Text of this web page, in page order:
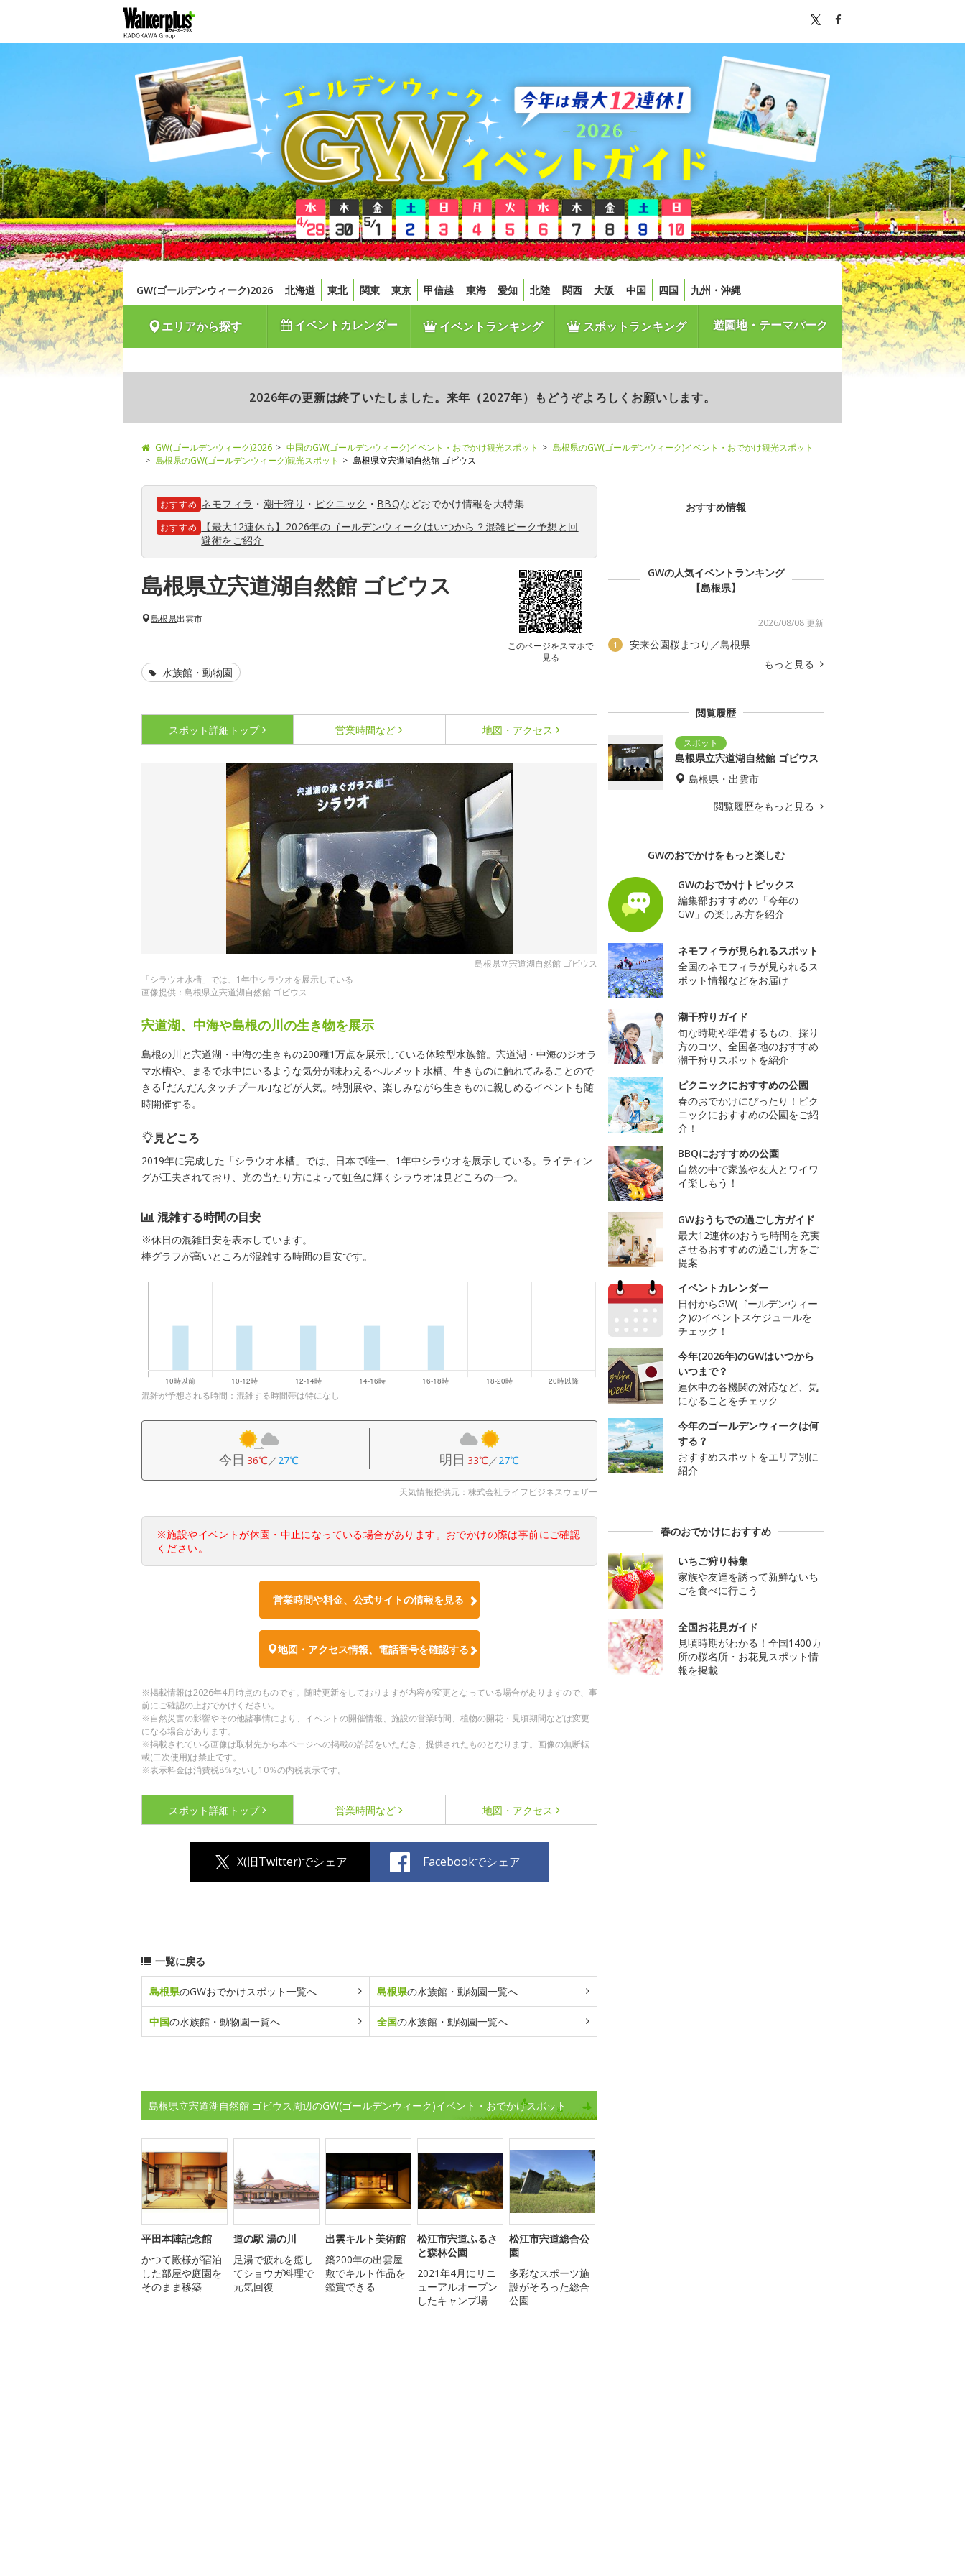
GW(ゴールデンウィーク)2026 北海道 東北 関東 東京 甲信越 東海 愛知 北陸 関西 大阪 中国 四国 九州・沖縄
エリアから探す イベントカレンダー イベントランキング スポットランキング 遊園地・テーマパーク
2026年の更新は終了いたしました。来年（2027年）もどうぞよろしくお願いします。
GW(ゴールデンウィーク)2026 中国のGW(ゴールデンウィーク)イベント・おでかけ観光スポット
島根県のGW(ゴールデンウィーク)イベント・おでかけ観光スポット
島根県のGW(ゴールデンウィーク)観光スポット
島根県立宍道湖自然館 ゴビウス
おすすめ ネモフィラ ・ 潮干狩り ・ ピクニック ・ BBQなどおでかけ情報を大特集
おすすめ
【最大12連休も】2026年のゴールデンウィークはいつから？混雑ピーク予想と回
避術をご紹介
島根県立宍道湖自然館 ゴビウス
このページをスマホで
見る
島根県出雲市
水族館・動物園
スポット詳細 トップ 営業時間など 地図・アクセス
島根県立宍道湖自然館 ゴビウス
「シラウオ水槽」では、1年中シラウオを展示している
画像提供：島根県立宍道湖自然館 ゴビウス
宍道湖、中海や島根の川の生き物を展示
島根の川と宍道湖・中海の生きもの200種1万点を展示している体験型水族館。宍道湖・中海のジオラ
マ水槽や、まるで水中にいるような気分が味わえるヘルメット水槽、生きものに触れてみることので
きる｢だんだんタッチプール｣などが人気。特別展や、楽しみながら生きものに親しめるイベントも随
時開催する。
見どころ
2019年に完成した「シラウオ水槽」では、日本で唯一、1年中シラウオを展示している。ライティン
グが工夫されており、光の当たり方によって虹色に輝くシラウオは見どころの一つ。
混雑する時間の目安
※休日の混雑目安を表示しています。
棒グラフが高いところが混雑する時間の目安です。
混雑が予想される時間：混雑する時間帯は特になし
今日 36℃／27℃ 明日 33℃／27℃
天気情報提供元：株式会社ライフビジネスウェザー
※施設やイベントが休園・中止になっている場合があります。おでかけの際は事前にご確認
ください。
営業時間や料金、公式サイトの情報を見る
地図・アクセス情報、電話番号を確認する
※掲載情報は2026年4月時点のものです。随時更新をしておりますが内容が変更となっている場合がありますので、事
前にご確認の上おでかけください。
※自然災害の影響やその他諸事情により、イベントの開催情報、施設の営業時間、植物の開花・見頃期間などは変更
になる場合があります。
※掲載されている画像は取材先から本ページへの掲載の許諾をいただき、提供されたものとなります。画像の無断転
載(二次使用)は禁止です。
※表示料金は消費税8％ないし10％の内税表示です。
スポット詳細 トップ 営業時間など 地図・アクセス
X(旧Twitter)でシェア Facebookでシェア
一覧に戻る
島根県のGWおでかけスポット一覧へ 島根県の水族館・動物園一覧へ
中国の水族館・動物園一覧へ 全国の水族館・動物園一覧へ
島根県立宍道湖自然館 ゴビウス周辺のGW(ゴールデンウィーク)イベント・おでかけスポット
平田本陣記念館
かつて殿様が宿泊
した部屋や庭園を
そのまま移築
道の駅 湯の川
足湯で疲れを癒し
てショウガ料理で
元気回復
出雲キルト美術館
築200年の出雲屋
敷でキルト作品を
鑑賞できる
松江市宍道ふるさ
と森林公園
2021年4月にリニ
ューアルオープン
したキャンプ場
松江市宍道総合公
園
多彩なスポーツ施
設がそろった総合
公園
おすすめ情報
GWの人気イベントランキング
【島根県】
2026/08/08 更新
1
安来公園桜まつり／島根県
もっと見る
閲覧履歴
島根県立宍道湖自然館 ゴビウス
島根県・出雲市
閲覧履歴をもっと見る
GWのおでかけをもっと楽しむ
GWのおでかけトピックス
編集部おすすめの「今年の
GW」の楽しみ方を紹介
ネモフィラが見られるスポット
全国のネモフィラが見られるス
ポット情報などをお届け
潮干狩りガイド
旬な時期や準備するもの、採り
方のコツ、全国各地のおすすめ
潮干狩りスポットを紹介
ピクニックにおすすめの公園
春のおでかけにぴったり！ピク
ニックにおすすめの公園をご紹
介！
BBQにおすすめの公園
自然の中で家族や友人とワイワ
イ楽しもう！
GWおうちでの過ごし方ガイド
最大12連休のおうち時間を充実
させるおすすめの過ごし方をご
提案
イベントカレンダー
日付からGW(ゴールデンウィー
ク)のイベントスケジュールを
チェック！
今年(2026年)のGWはいつから
いつまで？
連休中の各機関の対応など、気
になることをチェック
今年のゴールデンウィークは何
する？
おすすめスポットをエリア別に
紹介
春のおでかけにおすすめ
いちご狩り特集
家族や友達を誘って新鮮ないち
ごを食べに行こう
全国お花見ガイド
見頃時期がわかる！全国1400カ
所の桜名所・お花見スポット情
報を掲載